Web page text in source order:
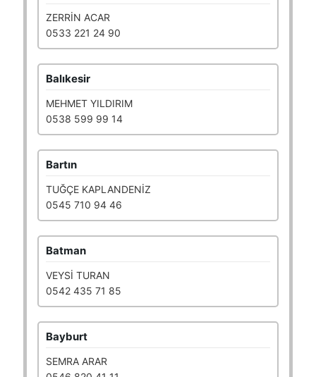
ZERRİN ACAR
0533 221 24 90
Balıkesir
MEHMET YILDIRIM
0538 599 99 14
Bartın
TUĞÇE KAPLANDENİZ
0545 710 94 46
Batman
VEYSİ TURAN
0542 435 71 85
Bayburt
SEMRA ARAR